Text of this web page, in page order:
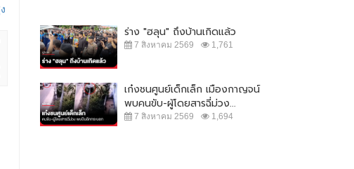
ศึก ปชป.-ภูมิใจไทย ยังไม่จบ !! ซัดกัน
นัวปม ร่าง พรบ.กัญชา
25 กันยายน 2565 11,143
"จตุพร" ปลุกมวลชน ออกมาชุมนุม
ใหญ่ 23 ส.ค. เคานต์ดาวน์ ไล่...
ร่าง "ฮลุน" ถึงบ้านเกิดแล้ว
7 สิงหาคม 2569 1,761
เก๋งชนศูนย์เด็กเล็ก เมืองกาญจน์
พบคนขับ-ผู้โดยสารฉี่ม่วง...
7 สิงหาคม 2569 1,694